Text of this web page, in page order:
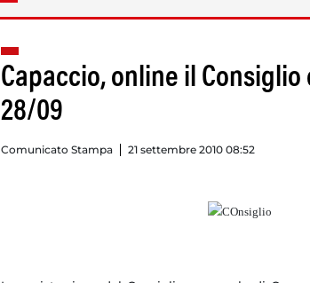
Capaccio, online il
28/09
Comunicato Stampa 21 settembre 2010 08:52